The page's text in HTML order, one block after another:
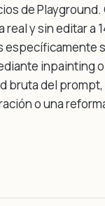
de
y sin editar a
inpainting
bruta del
o una